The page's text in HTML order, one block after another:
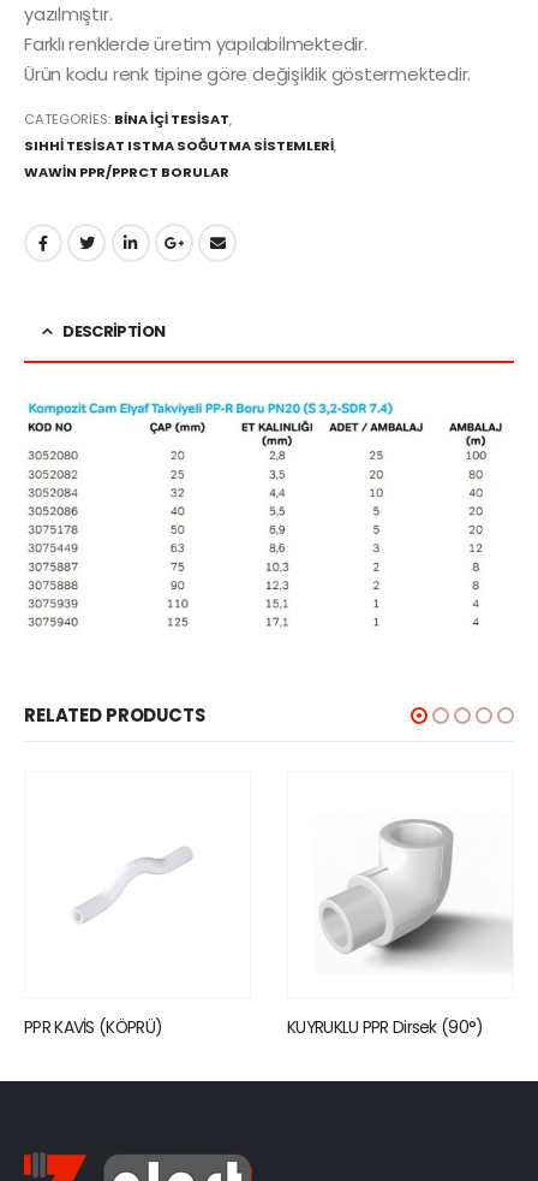
yazılmıştır.
Farklı renklerde üretim yapılabilmektedir.
Ürün kodu renk tipine göre değişiklik göstermektedir.
CATEGORIES: BİNA İÇİ TESİSAT,
SIHHİ TESİSAT ISTMA SOĞUTMA SİSTEMLERİ,
WAWİN PPR/PPRCT BORULAR
DESCRIPTION
RELATED PRODUCTS
PPR KAVİS (KÖPRÜ) KUYRUKLU PPR Dirsek (90°)